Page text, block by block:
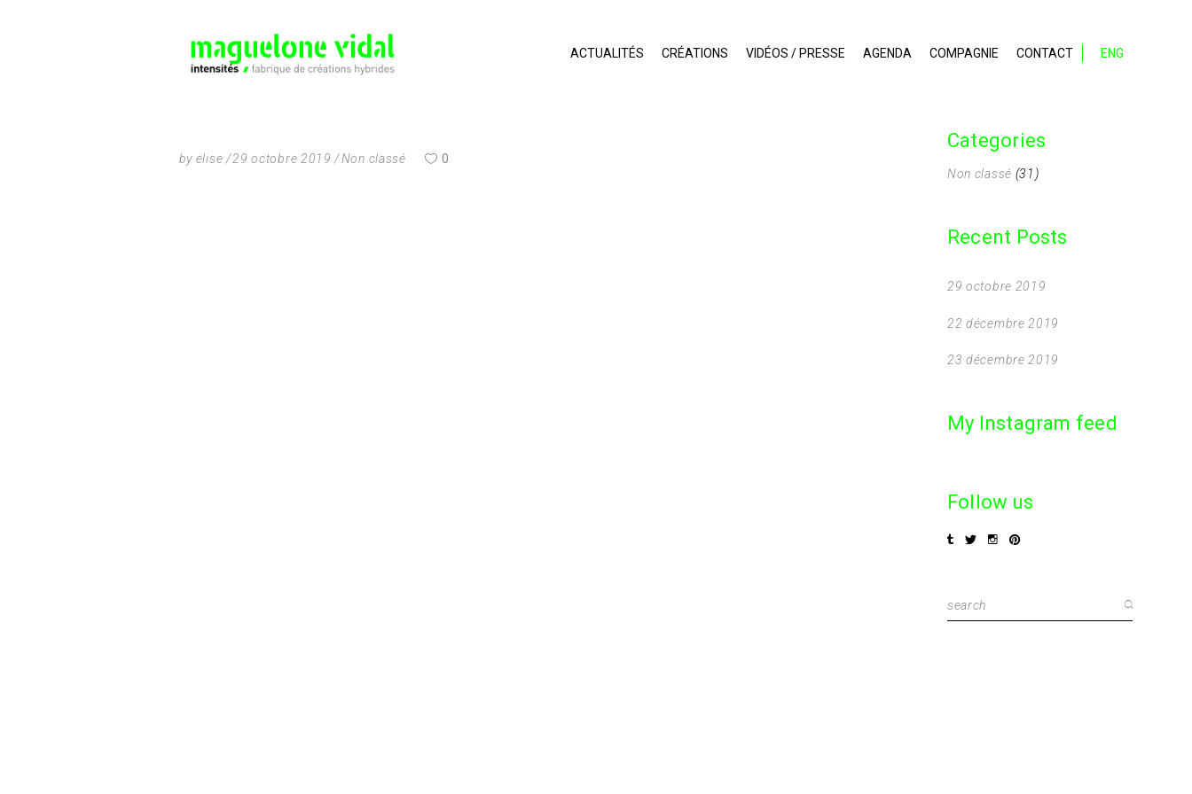
ACTUALITÉS CRÉATIONS VIDÉOS / PRESSE AGENDA COMPAGNIE CONTACT ENG
by elise 29 octobre 2019 Non classé 0
Categories
Non classé (31)
Recent Posts
29 octobre 2019
22 décembre 2019
23 décembre 2019
My Instagram feed
Follow us
Search
for: